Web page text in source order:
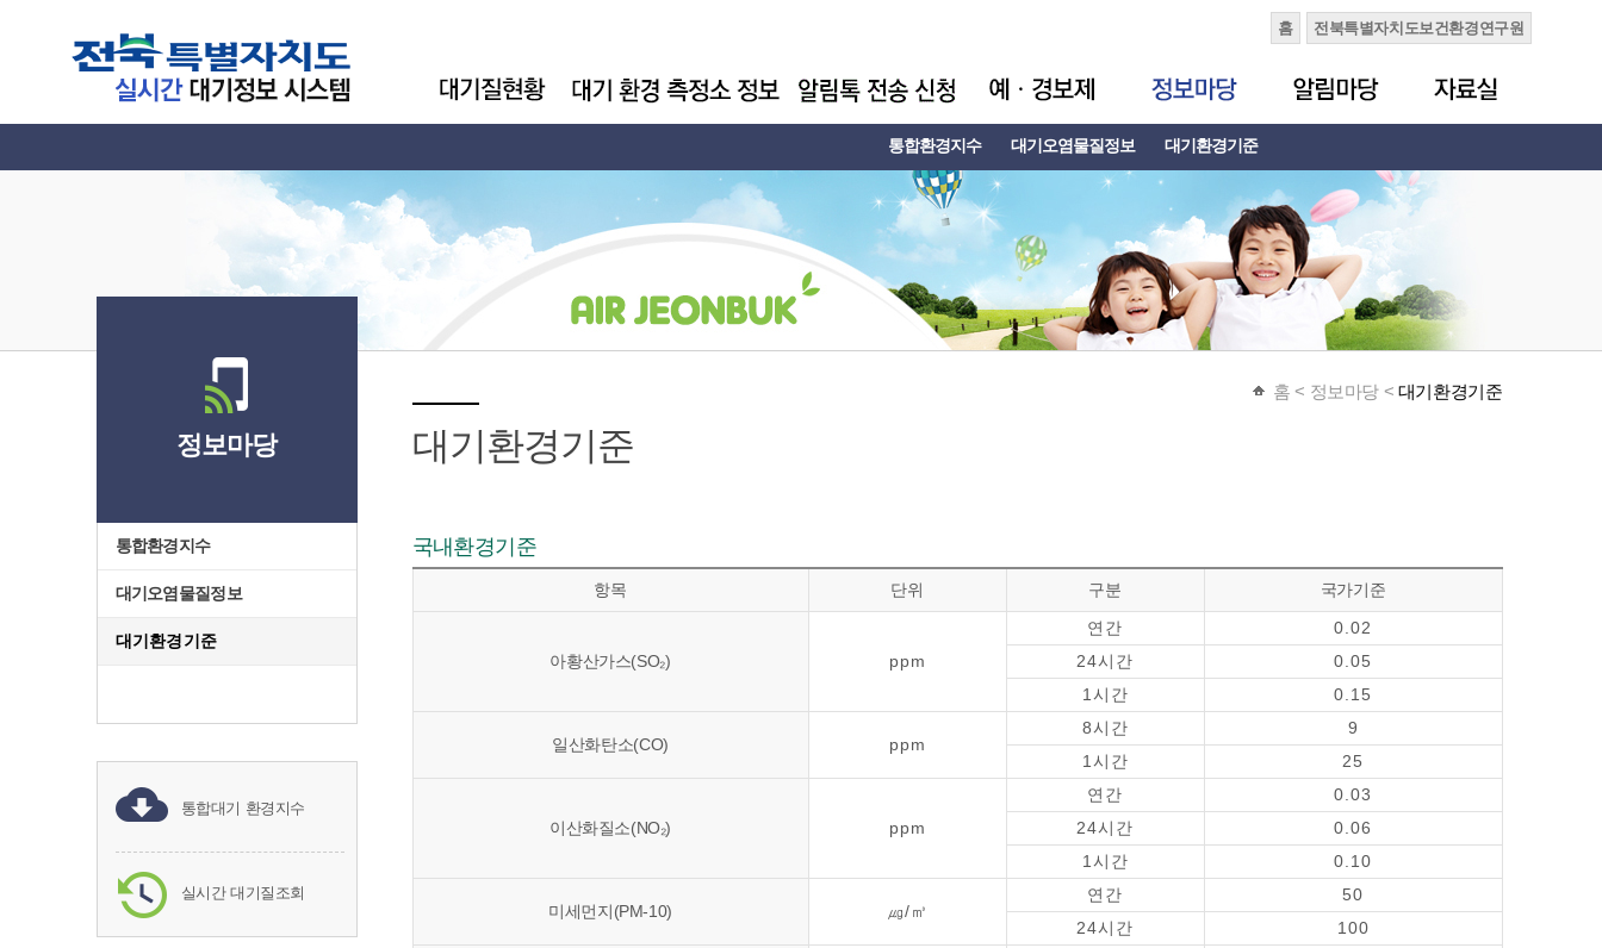
홈 전북특별자치도보건환경연구원
통합환경지수 대기오염물질정보 대기환경기준
정보마당
통합환경지수
대기오염물질정보
대기환경기준
통합대기 환경지수
실시간 대기질조회
홈 < 정보마당 < 대기환경기준
대기환경기준
국내환경기준
항목 단위 구분 국가기준
아황산가스(SO₂) ppm
연간
0.02
24시간
0.05
1시간
0.15
일산화탄소(CO) ppm
8시간
9
1시간
25
이산화질소(NO₂) ppm
연간
0.03
24시간
0.06
1시간
0.10
미세먼지(PM-10) ㎍/㎥
연간
50
24시간
100